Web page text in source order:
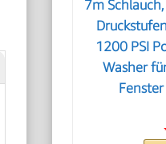
7m
1200 PSI
Washer